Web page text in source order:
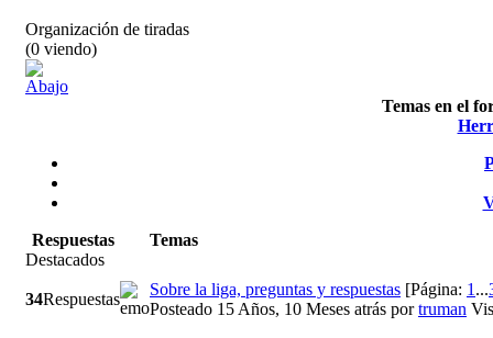
Organización de tiradas
(0 viendo)
Temas en el
Respuestas
Temas
Destacados
34Respuestas
Sobre la liga, preguntas y respuestas [Página: 1 ...
Posteado 15 Años, 10 Meses atrás portruman